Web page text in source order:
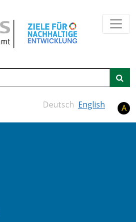
Deutsch English A